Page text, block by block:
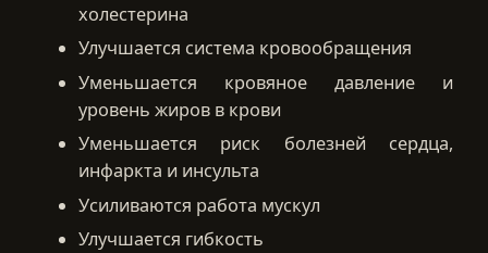
холестерина
Улучшается система кровообращения
Уменьшается кровяное давление и
уровень жиров в крови
Уменьшается риск болезней сердца,
инфаркта и инсульта
Усиливаются работа мускул
Улучшается гибкость